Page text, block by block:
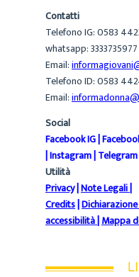
Contatti
Telefono IG: 0583
whatsapp: 3333735977
Email:
Telefono ID: 0583
Email:
Social
Facebook IG|
|Instagram|Telegram
Utilità
Privacy|Note Legali|
Credits|
accessibilità|Mappa